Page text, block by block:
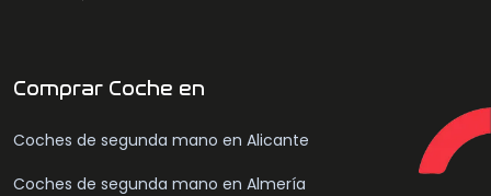
Comprar Coche en
Coches de segunda mano en Alicante
Coches de segunda mano en Almería